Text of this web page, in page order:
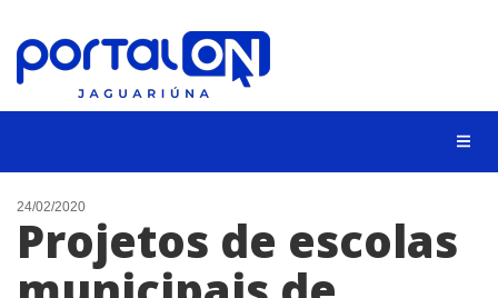
NOTÍCIAS
LISTA DIGITAL
CONTATO
24/02/2020
Projetos de escolas